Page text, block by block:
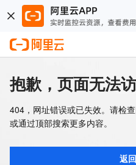
抱歉，页面无法
404，网址错误或已失效。请检
或通过顶部搜索更多内容。
返